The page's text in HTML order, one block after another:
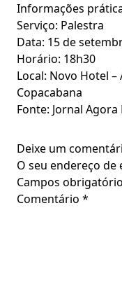
Informações
Serviço: Palestra
Data: 15 de
Horário: 18h30
Local: Novo Hotel –
Copacabana
Fonte: Jornal Agora
Deixe um
O seu endereço de
Campos
Comentário *